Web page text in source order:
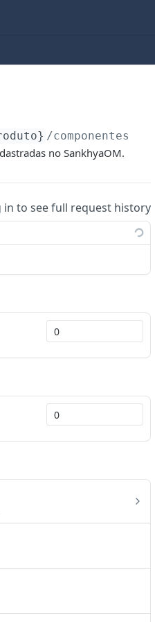
/componentes
no SankhyaOM.
in to see full request history